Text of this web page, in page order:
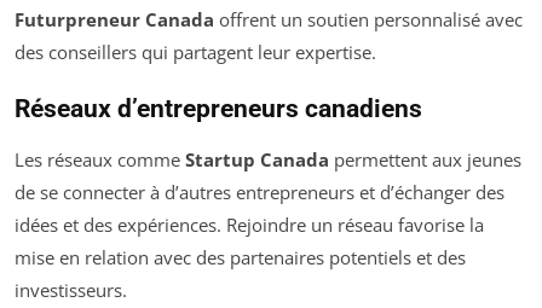
Futurpreneur Canada offrent un soutien personnalisé avec
des conseillers qui partagent leur expertise.
Réseaux d’entrepreneurs canadiens
Les réseaux comme Startup Canada permettent aux jeunes
de se connecter à d’autres entrepreneurs et d’échanger des
idées et des expériences. Rejoindre un réseau favorise la
mise en relation avec des partenaires potentiels et des
investisseurs.